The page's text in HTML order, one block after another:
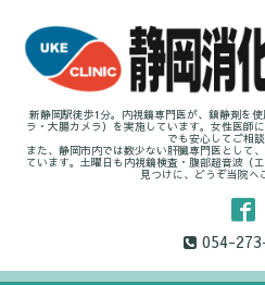
新静岡駅徒歩1分。内視鏡専門医が、鎮静剤を
ラ・大腸カメラ）を実施しています。女性医師
でも安心してご相談
また、静岡市内では数少ない肝臓専門医として
ています。土曜日も内視鏡検査・腹部超音波（
見つけに、どうぞ当院へ
054-